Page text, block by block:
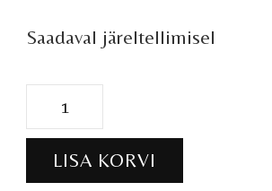
Saadaval järeltellimisel
Automaatne
seebidosaator
kogus
LISA KORVI